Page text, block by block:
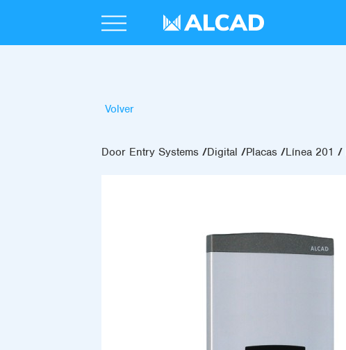
Volver
Door Entry Systems Digital Placas Línea 201